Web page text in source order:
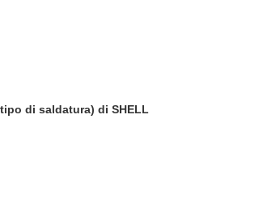
di saldatura) di SHELL